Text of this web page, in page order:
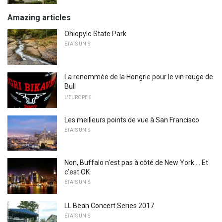
Amazing articles
Ohiopyle State Park
ÉTATS UNIS
La renommée de la Hongrie pour le vin rouge de
Bull
L'EUROPE 
Les meilleurs points de vue à San Francisco
ÉTATS UNIS
Non, Buffalo n'est pas à côté de New York ... Et
c'est OK
ÉTATS UNIS
LL Bean Concert Series 2017
ÉTATS UNIS